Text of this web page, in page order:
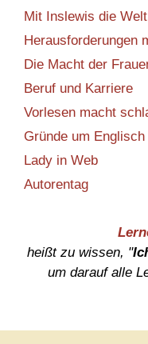
Mit Inslewis die
Herausforderungen
Die Macht der
Beruf und Karriere
Vorlesen macht
Gründe um
Lady in Web
Autorentag
heißt zu wissen, "
um darauf alle